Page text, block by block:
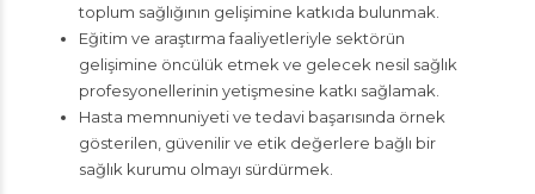
toplum sağlığının gelişimine katkıda bulunmak.
Eğitim ve araştırma faaliyetleriyle sektörün
gelişimine öncülük etmek ve gelecek nesil sağlık
profesyonellerinin yetişmesine katkı sağlamak.
Hasta memnuniyeti ve tedavi başarısında örnek
gösterilen, güvenilir ve etik değerlere bağlı bir
sağlık kurumu olmayı sürdürmek.